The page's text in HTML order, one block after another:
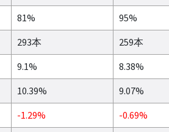
81% 95%
293本 259本
9.1% 8.38%
10.39% 9.07%
-1.29% -0.69%